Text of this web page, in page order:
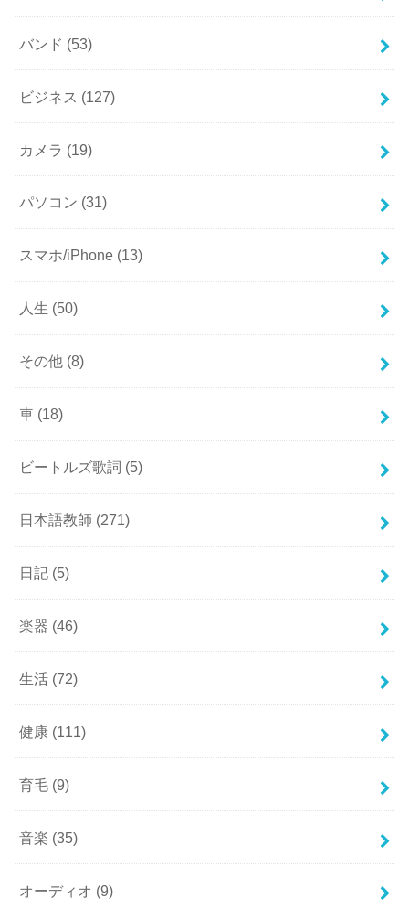
バンド (53)
ビジネス (127)
カメラ (19)
パソコン (31)
スマホ/iPhone (13)
人生 (50)
その他 (8)
車 (18)
ビートルズ歌詞 (5)
日本語教師 (271)
日記 (5)
楽器 (46)
生活 (72)
健康 (111)
育毛 (9)
音楽 (35)
オーディオ (9)